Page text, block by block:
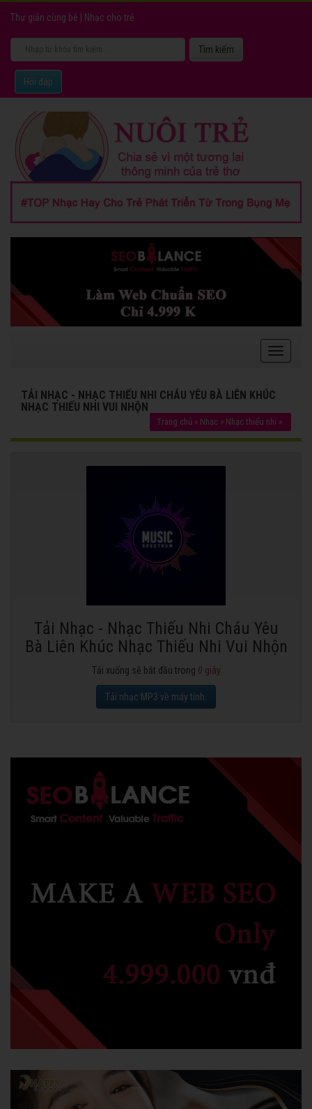
Thư giản cùng bé Nhạc cho trẻ
Hỏi đáp
TẢI NHẠC - NHẠC THIẾU NHI CHÁU YÊU BÀ LIÊN KHÚC
NHẠC THIẾU NHI VUI NHỘN
Trang chủ » Nhạc » Nhạc thiếu nhi »
Tải Nhạc - Nhạc Thiếu Nhi Cháu Yêu
Bà Liên Khúc Nhạc Thiếu Nhi Vui Nhộn
Tải xuống sẽ bắt đầu trong 0 giây
Tải nhạc MP3 về máy tính.